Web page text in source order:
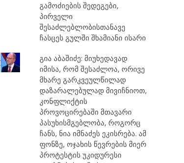
გამოძიების შედეგები,
პირველი
შესაძლებლობისთანავე
ჩასცეს გულში შხამიანი ისარი
გია აბაშიძე: მიუხედავად
იმისა, რომ შესაძლოა, ორივე
მხარე გარკვეულწილად
დაზარალებულად მივიჩნიოთ,
კონფლიქტის
პროვოცირებაში მთავარი
პასუხისმგებლობა, როგორც
ჩანს, ნია იმნაძეს ეკისრება. ამ
ფონზე, ოჯახის წევრების მიერ
პროტესტის უკიდურესი